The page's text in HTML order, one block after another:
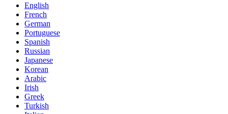
English
French
German
Portuguese
Spanish
Russian
Japanese
Korean
Arabic
Irish
Greek
Turkish